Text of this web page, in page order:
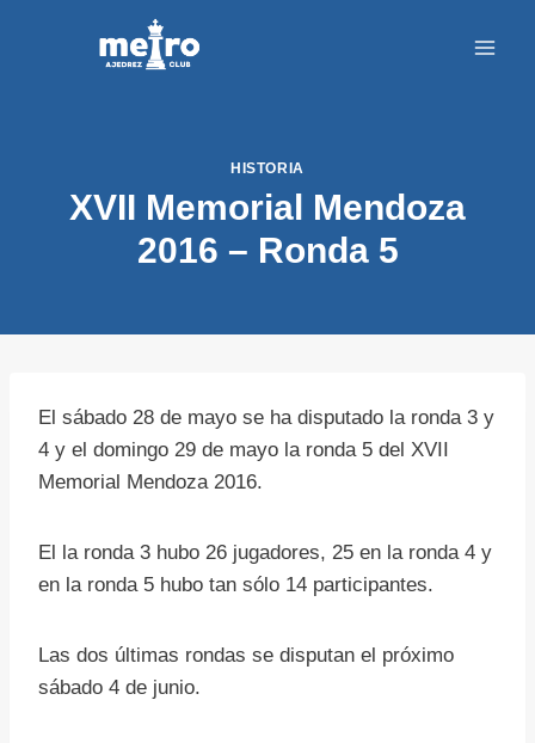
HISTORIA
XVII Memorial Mendoza
2016 – Ronda 5
El sábado 28 de mayo se ha disputado la ronda 3 y
4 y el domingo 29 de mayo la ronda 5 del XVII
Memorial Mendoza 2016.
El la ronda 3 hubo 26 jugadores, 25 en la ronda 4 y
en la ronda 5 hubo tan sólo 14 participantes.
Las dos últimas rondas se disputan el próximo
sábado 4 de junio.